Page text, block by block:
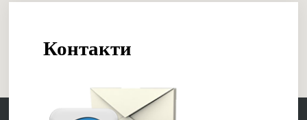
Контакти